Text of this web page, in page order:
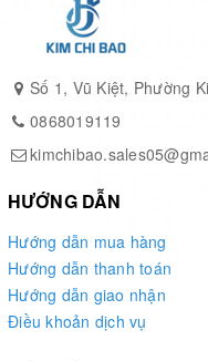
Nấu thạch trà hoa
Số 1, Vũ Kiệt, Phường
0868019119
HƯỚNG DẪN
Hướng dẫn mua hàng
Hướng dẫn thanh toán
Hướng dẫn giao nhận
Điều khoản dịch vụ